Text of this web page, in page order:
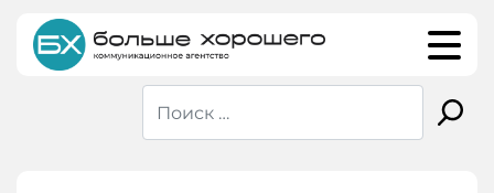
content